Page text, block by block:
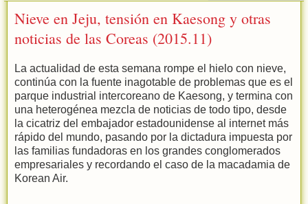
Nieve en Jeju, tensión en Kaesong y otras
noticias de las Coreas (2015.11)
La actualidad de esta semana rompe el hielo con nieve,
continúa con la fuente inagotable de problemas que es el
parque industrial intercoreano de Kaesong, y termina con
una heterogénea mezcla de noticias de todo tipo, desde
la cicatriz del embajador estadounidense al internet más
rápido del mundo, pasando por la dictadura impuesta por
las familias fundadoras en los grandes conglomerados
empresariales y recordando el caso de la macadamia de
Korean Air.